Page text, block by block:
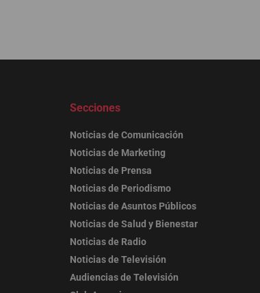
Secciones
Noticias de Comunicación
Noticias de Marketing
Noticias de Prensa
Noticias de Periodismo
Noticias de Asuntos Públicos
Noticias de Salud y Bienestar
Noticias de Radio
Noticias de Televisión
Audiencias de Televisión